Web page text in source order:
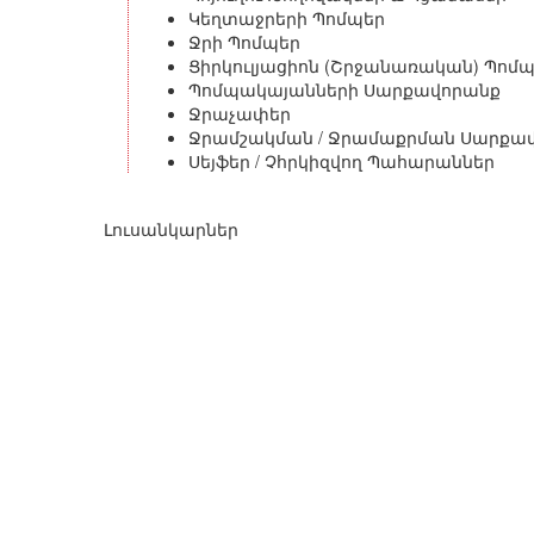
Կեղտաջրերի Պոմպեր
Ջրի Պոմպեր
Ցիրկուլյացիոն (Շրջանառական)
Պոմպակայանների Սարքավորանք
Ջրաչափեր
Ջրամշակման / Ջրամաքրման
Սեյֆեր / Չհրկիզվող Պահարաններ
Լուսանկարներ